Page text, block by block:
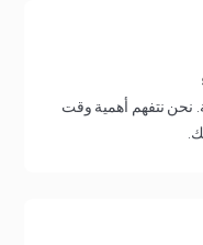
نحن نتفهم أهمية وقت